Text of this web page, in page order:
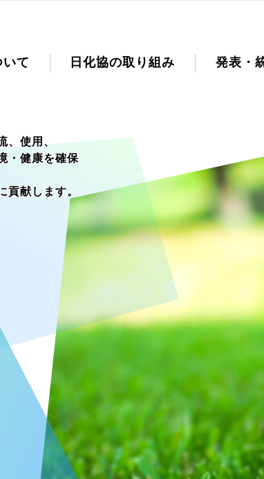
いて 日化協の取り組み 発表・
、使用、
・健康を確保
貢献します。